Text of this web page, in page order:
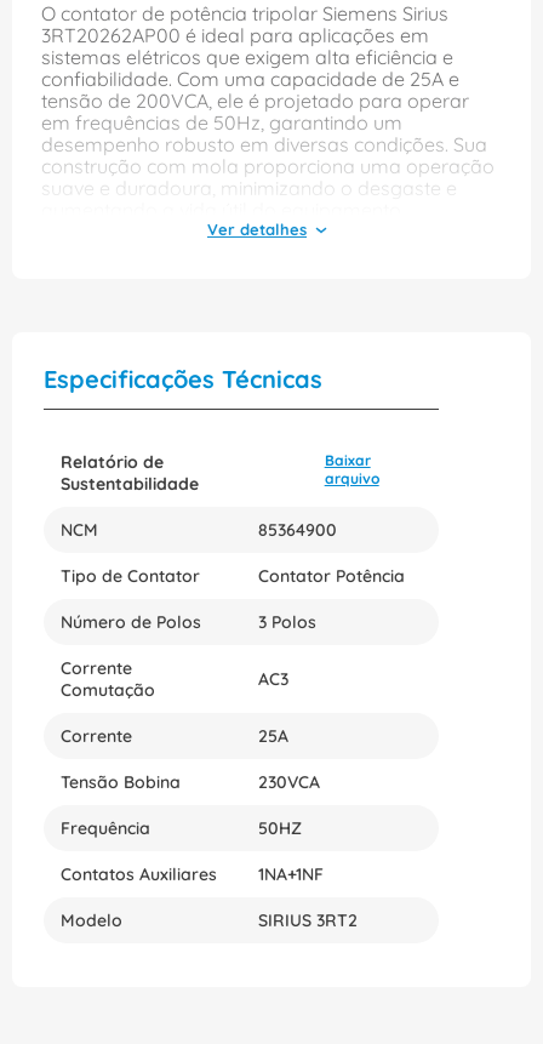
O contator de potência tripolar Siemens Sirius
3RT20262AP00 é ideal para aplicações em
sistemas elétricos que exigem alta eficiência e
confiabilidade. Com uma capacidade de 25A e
tensão de 200VCA, ele é projetado para operar
em frequências de 50Hz, garantindo um
desempenho robusto em diversas condições. Sua
construção com mola proporciona uma operação
suave e duradoura, minimizando o desgaste e
escolha excelente para quem busca segurança e
eficiência em instalações elétricas industriais e
Especificações Técnicas
Relatório de
Sustentabilidade
Baixar
arquivo
NCM 85364900
Tipo de Contator Contator Potência
Número de Polos 3 Polos
Corrente
Comutação
AC3
Corrente 25A
Tensão Bobina 230VCA
Frequência 50HZ
Contatos Auxiliares 1NA+1NF
Modelo SIRIUS 3RT2